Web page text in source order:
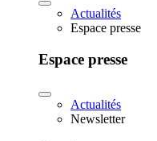
Actualités
Espace presse
Espace presse
Actualités
Newsletter